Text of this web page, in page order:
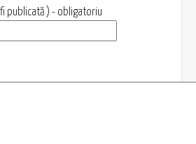
publicată ) - obligatoriu